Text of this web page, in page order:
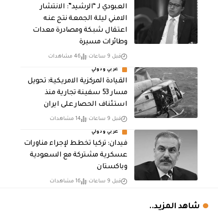
العبودي لـ “الرشيد”: الانتشار
الامني ليلة الجمعة نتج عنه
اعتقال شبكة ومصادرة معدات
وطائرات مسيرة
قبل 9 ساعات 46 مشاهدات
عربي ودولي
القيادة المركزية الامريكية: تحويل
مسار 53 سفينة تجارية منذ
استئناف الحصار على ايران
قبل 9 ساعات 14 مشاهدات
عربي ودولي
فيدان: تركيا تخطط لإجراء مناورات
عسكرية مشتركة مع السعودية
وباكستان
قبل 9 ساعات 16 مشاهدات
شاهد المزيد..